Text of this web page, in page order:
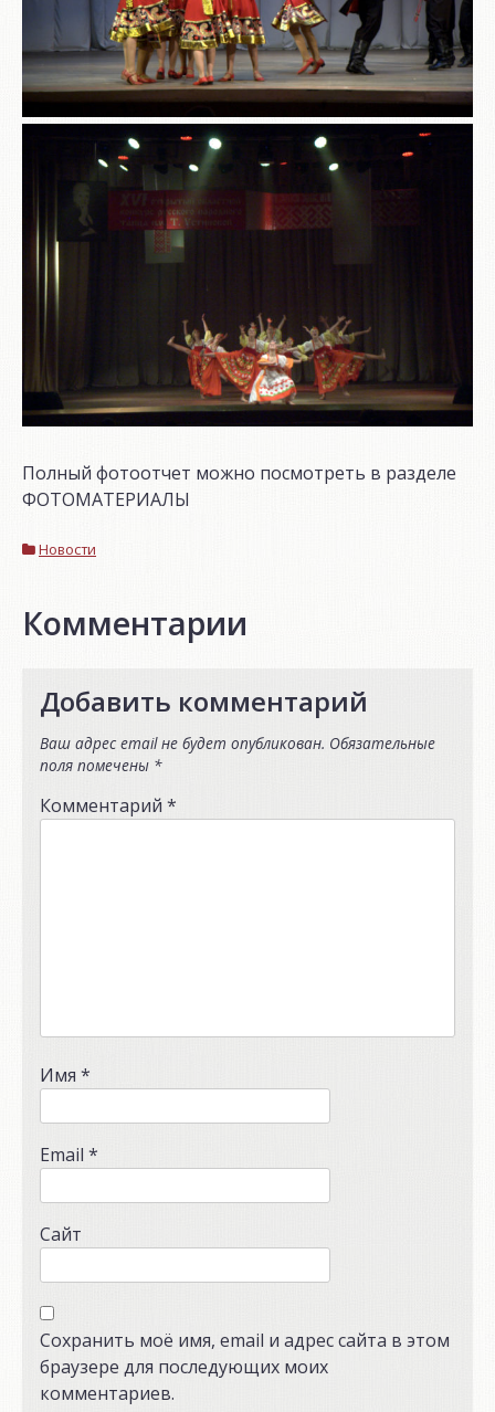
Полный фотоотчет можно посмотреть в разделе
ФОТОМАТЕРИАЛЫ
Новости
Комментарии
Добавить комментарий
Ваш адрес email не будет опубликован. Обязательные
поля помечены *
Комментарий *
Имя *
Email *
Сайт
Сохранить моё имя, email и адрес сайта в этом
браузере для последующих моих
комментариев.